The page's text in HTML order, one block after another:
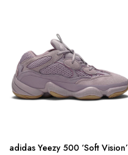
adidas Yeezy 500 ‘Soft Vision’